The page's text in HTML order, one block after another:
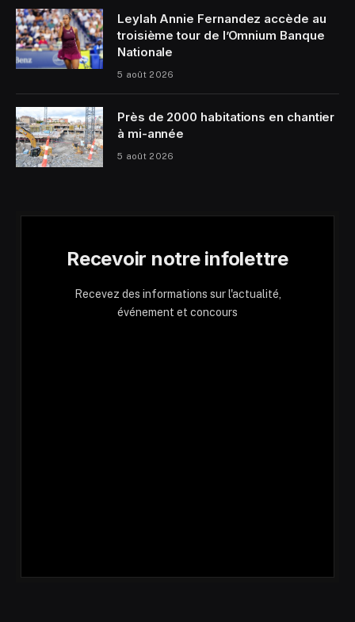
Leylah Annie Fernandez accède au
troisième tour de l’Omnium Banque
Nationale
5 août 2026
Près de 2000 habitations en chantier
à mi-année
5 août 2026
Recevoir notre infolettre
Recevez des informations sur l'actualité,
événement et concours